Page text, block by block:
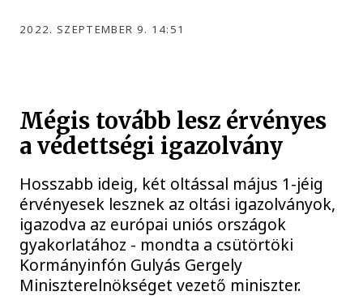
2022. SZEPTEMBER 9. 14:51
Mégis tovább lesz érvényes
a védettségi igazolvány
Hosszabb ideig, két oltással május 1-jéig
érvényesek lesznek az oltási igazolványok,
igazodva az európai uniós országok
gyakorlatához - mondta a csütörtöki
Kormányinfón Gulyás Gergely
Miniszterelnökséget vezető miniszter.